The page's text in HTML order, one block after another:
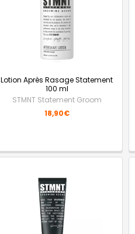
Lotion Après Rasage Statement
100 ml
STMNT Statement Groom
18,90€